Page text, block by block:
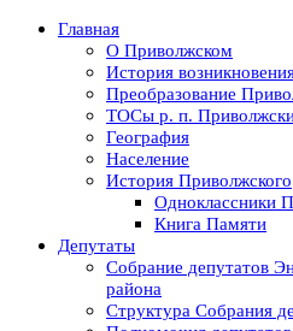
Главная
О Приволжском
История
Преобразование
ТОСы р. п.
География
Население
История Приволжского
Одноклассники
Книга Памяти
Депутаты
Собрание депутатов
района
Структура Собрания